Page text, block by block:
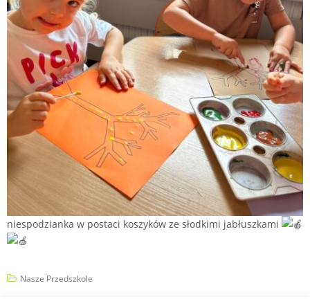
niespodzianka w postaci koszyków ze słodkimi jabłuszkami
Nasze Przedszkole